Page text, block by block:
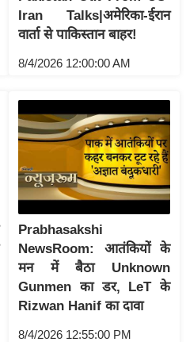
Iran Talks|अमेरिका-ईरान
वार्ता से पाकिस्तान बाहर!
8/4/2026 12:00:00 AM
Prabhasakshi
NewsRoom: आतंकियों के
मन में बैठा Unknown
Gunmen का डर, LeT के
Rizwan Hanif का दावा
8/4/2026 12:55:00 PM